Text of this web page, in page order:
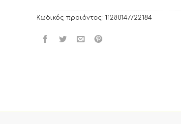
Κωδικός προϊόντος: 11280147/22184